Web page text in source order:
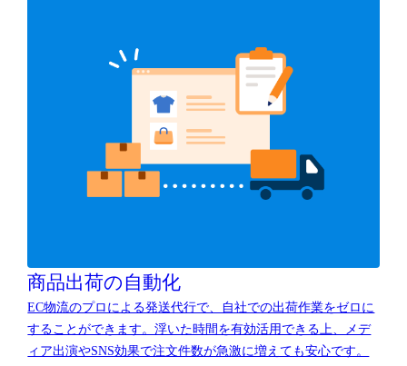
商品出荷の自動化
EC物流のプロによる発送代行で、自社での出荷作業をゼロに
することができます。浮いた時間を有効活用できる上、メデ
ィア出演やSNS効果で注文件数が急激に増えても安心です。